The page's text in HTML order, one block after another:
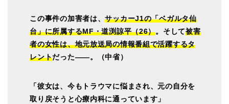
この事件の加害者は、サッカーJ1の「ベガルタ仙
台」に所属するMF・道渕諒平（26）。そして被害
者の女性は、地元放送局の情報番組で活躍するタ
レントだった――。（中省）
「彼女は、今もトラウマに悩まされ、元の自分を
取り戻そうと心療内科に通っています」